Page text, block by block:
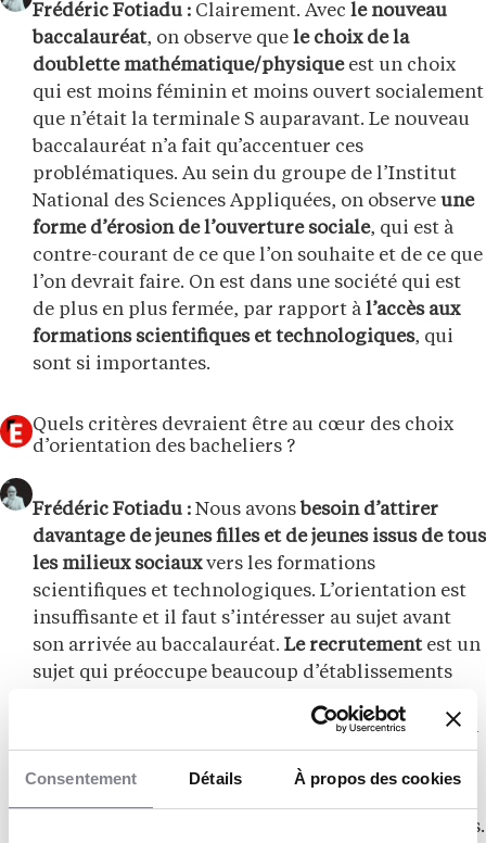
Consentement Détails À propos des cookies
Frédéric Fotiadu : Clairement. Avec le nouveau
baccalauréat, on observe que le choix de la
doublette mathématique/physiqueest un choix
qui est moins féminin et moins ouvert socialement
que n’était la terminale S auparavant. Le nouveau
baccalauréat n’a fait qu’accentuer ces
problématiques. Au sein du groupe de l’Institut
National des Sciences Appliquées, on observe une
forme d’érosion de l’ouverture sociale, qui est à
contre-courant de ce que l’on souhaite et de ce que
l’on devrait faire. On est dans une société qui est
de plus en plus fermée, par rapport à l’accès aux
formations scientifiques et technologiques, qui
sont si importantes.
Quels critères devraient être au cœur des choix
d’orientation des bacheliers ?
Frédéric Fotiadu : Nous avons besoin d’attirer
davantage de jeunes filles et de jeunes issus de tous
les milieux sociauxvers les formations
scientifiques et technologiques. L’orientation est
insuffisante et il faut s’intéresser au sujet avant
son arrivée au baccalauréat. Le recrutementest un
sujet qui préoccupe beaucoup d’établissements
l’on fait pour sortir de cette forme de fatalité où la
reproduction sociale s’opère dès le collège ? […]
tous les champs leur sont potentiellement ouverts.